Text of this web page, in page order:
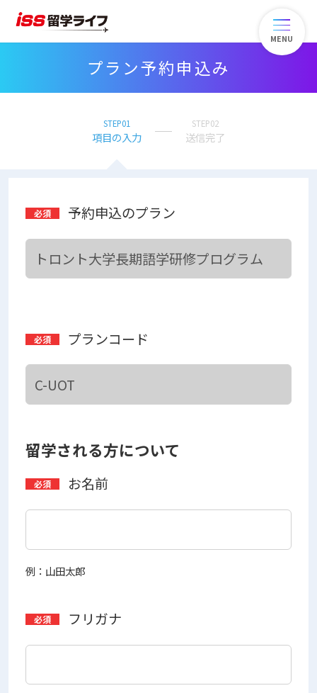
MENU
プラン予約申込み
STEP01
項目の入力
STEP02
送信完了
予約申込のプラン
プランコード
留学される方について
お名前
例：山田太郎
フリガナ